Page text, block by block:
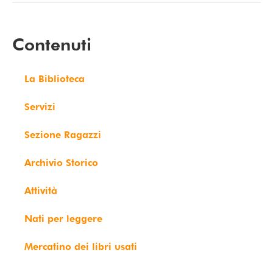
Contenuti
La Biblioteca
Servizi
Sezione Ragazzi
Archivio Storico
Attività
Nati per leggere
Mercatino dei libri usati